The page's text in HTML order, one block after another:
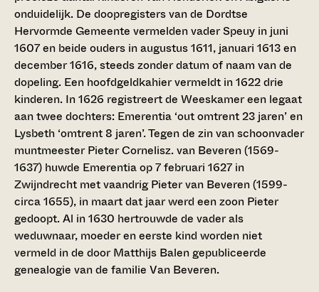
onduidelijk. De doopregisters van de Dordtse
Hervormde Gemeente vermelden vader Speuy in juni
1607 en beide ouders in augustus 1611, januari 1613 en
december 1616, steeds zonder datum of naam van de
dopeling. Een hoofdgeldkahier vermeldt in 1622 drie
kinderen. In 1626 registreert de Weeskamer een legaat
aan twee dochters: Emerentia ‘out omtrent 23 jaren’ en
Lysbeth ‘omtrent 8 jaren’. Tegen de zin van schoonvader
muntmeester Pieter Cornelisz. van Beveren (1569-
1637) huwde Emerentia op 7 februari 1627 in
Zwijndrecht met vaandrig Pieter van Beveren (1599-
circa 1655), in maart dat jaar werd een zoon Pieter
gedoopt. Al in 1630 hertrouwde de vader als
weduwnaar, moeder en eerste kind worden niet
vermeld in de door Matthijs Balen gepubliceerde
genealogie van de familie Van Beveren.